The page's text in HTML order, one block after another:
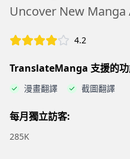
Uncover New Manga
4.2
TranslateManga 支援的
漫畫翻譯 截圖翻譯
每月獨立訪客:
285K